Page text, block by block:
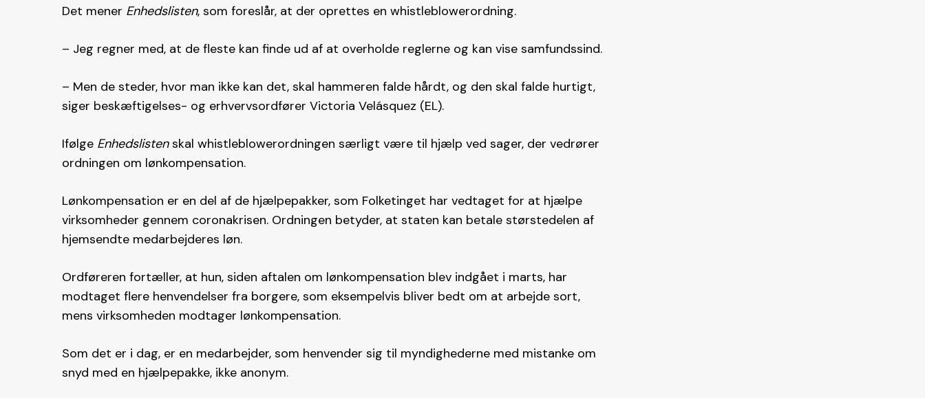
Det mener Enhedslisten, som foreslår, at der oprettes en whistleblowerordning.
– Jeg regner med, at de fleste kan finde ud af at overholde reglerne og kan vise samfundssind.
– Men de steder, hvor man ikke kan det, skal hammeren falde hårdt, og den skal falde hurtigt,
siger beskæftigelses- og erhvervsordfører Victoria Velásquez (EL).
Ifølge Enhedslistenskal whistleblowerordningen særligt være til hjælp ved sager, der vedrører
ordningen om lønkompensation.
Lønkompensation er en del af de hjælpepakker, som Folketinget har vedtaget for at hjælpe
virksomheder gennem coronakrisen. Ordningen betyder, at staten kan betale størstedelen af
hjemsendte medarbejderes løn.
Ordføreren fortæller, at hun, siden aftalen om lønkompensation blev indgået i marts, har
modtaget flere henvendelser fra borgere, som eksempelvis bliver bedt om at arbejde sort,
mens virksomheden modtager lønkompensation.
Som det er i dag, er en medarbejder, som henvender sig til myndighederne med mistanke om
snyd med en hjælpepakke, ikke anonym.